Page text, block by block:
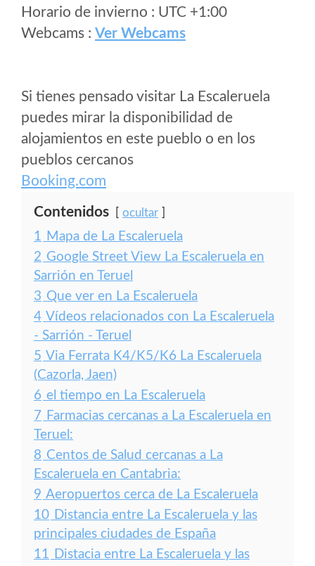
Horario de invierno : UTC +1:00
Webcams : Ver Webcams
Si tienes pensado visitar La Escaleruela
puedes mirar la disponibilidad de
alojamientos en este pueblo o en los
pueblos cercanos
Booking.com
Contenidos ocultar
1 Mapa de La Escaleruela
2 Google Street View La Escaleruela en
Sarrión en Teruel
3 Que ver en La Escaleruela
4 Vídeos relacionados con La Escaleruela
- Sarrión - Teruel
5 Via Ferrata K4/K5/K6 La Escaleruela
(Cazorla, Jaen)
6 el tiempo en La Escaleruela
7 Farmacias cercanas a La Escaleruela en
Teruel:
8 Centos de Salud cercanas a La
Escaleruela en Cantabria:
9 Aeropuertos cerca de La Escaleruela
10 Distancia entre La Escaleruela y las
principales ciudades de España
11 Distacia entre La Escaleruela y las